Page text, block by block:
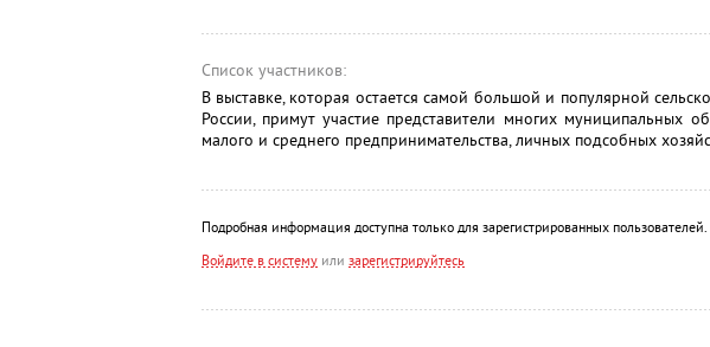
Список участников:
В выставке, которая остается самой большой и популярной
России, примут участие представители многих муниципальных
малого и среднего предпринимательства, личных подсобных
Подробная информация доступна только для зарегистрированных пользователей.
Войдите в системуили зарегистрируйтесь